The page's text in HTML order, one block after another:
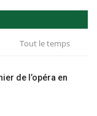
Tout le temps
de l’opéra en